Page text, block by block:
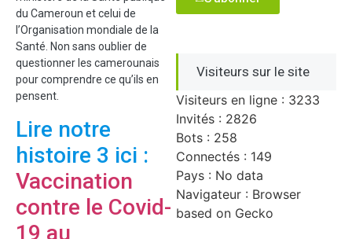
du Cameroun et celui de
l’Organisation mondiale de la
Santé. Non sans oublier de
questionner les camerounais
pour comprendre ce qu’ils en
pensent.
Lire notre
histoire 3 ici :
Vaccination
contre le Covid-
19 au
Visiteurs sur le site
Visiteurs en ligne : 3233
Invités : 2826
Bots : 258
Connectés : 149
Pays : No data
Navigateur : Browser
based on Gecko